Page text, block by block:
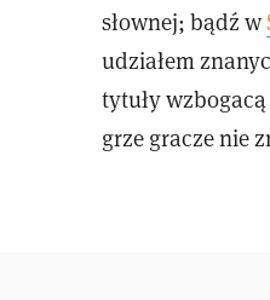
słownej; bądź w
udziałem
tytuły
grze gracze nie